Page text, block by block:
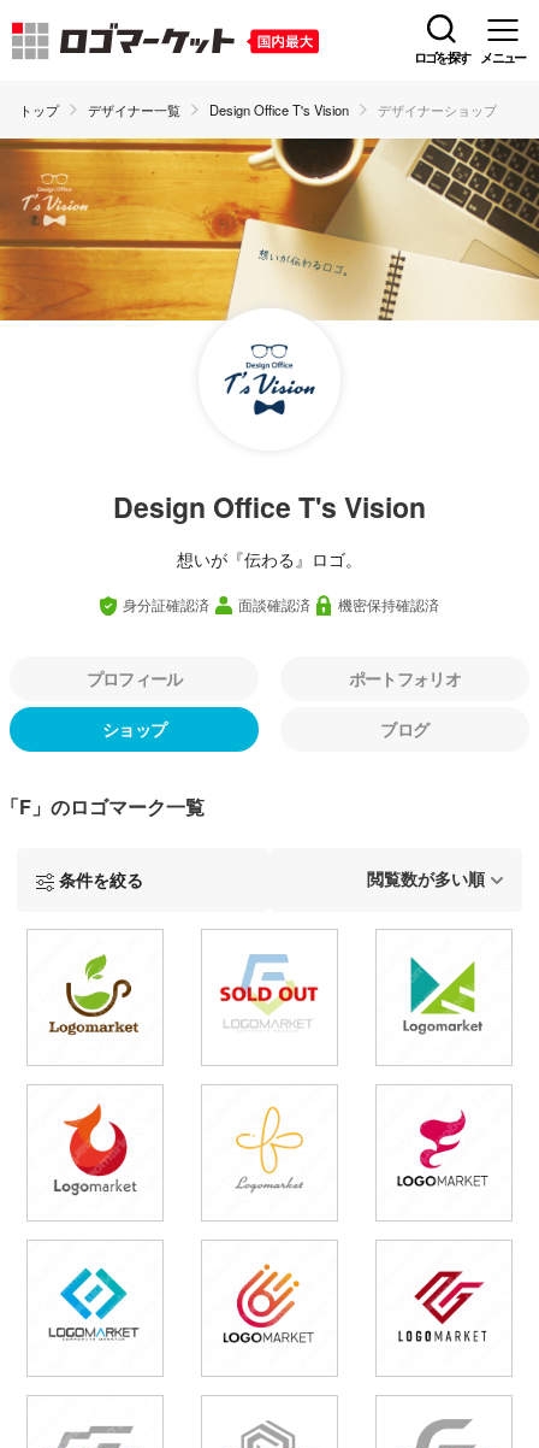
ロゴを探す メニュー
トップ デザイナー一覧 Design Office T's Vision デザイナーショップ
Design Office T's Vision
想いが『伝わる』ロゴ。
身分証確認済 面談確認済 機密保持確認済
プロフィール ポートフォリオ
ショップ ブログ
「F」のロゴマーク一覧
条件を絞る